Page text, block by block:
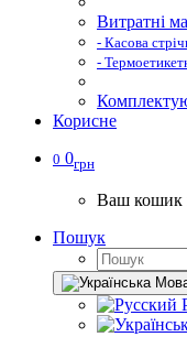
Витратні
- Касова
-
Корисне
0 0грн
Ваш кошик
Пошук